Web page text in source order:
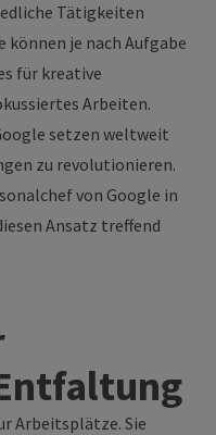
Tätigkeiten
je nach Aufgabe
für kreative
Arbeiten.
setzen weltweit
zu revolutionieren.
von Google in
Ansatz treffend
Arbeitsplätze. Sie